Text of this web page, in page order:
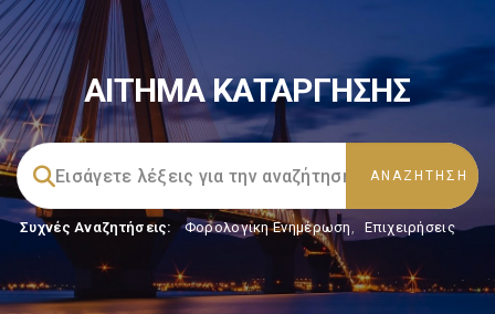
ΑΙΤΗΜΑ ΚΑΤΑΡΓΗΣΗΣ
Συχνές Αναζητήσεις: Φορολογικη Ενημέρωση , Επιχειρήσεις